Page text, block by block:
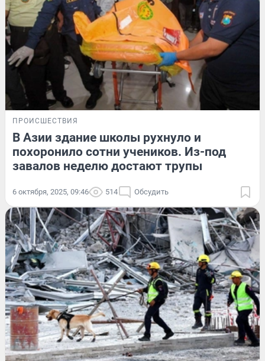
ПРОИСШЕСТВИЯ
В Азии здание школы рухнуло и
похоронило сотни учеников. Из-под
завалов неделю достают трупы
6 октября, 2025, 09:46 514 Обсудить